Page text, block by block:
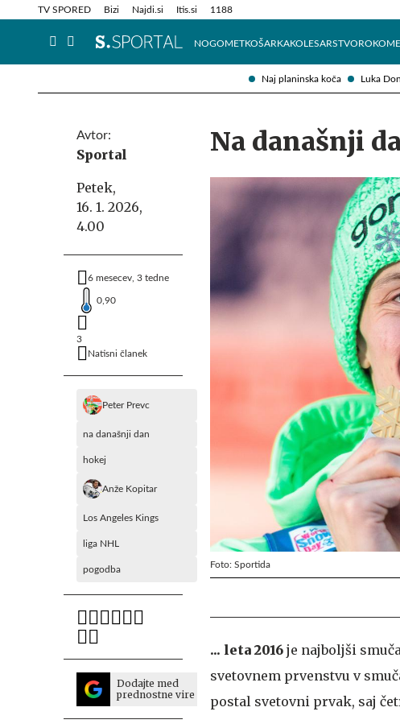
Naj planinska koča Luka
TV SPORED Bizi Najdi.si Itis.si 1188
NOGOMETKOŠARKAKOLESARSTVO
Info in obvestila Tehnik
Avtor:
Sportal
Petek,
16. 1. 2026,
4.00
6 mesecev, 3 tedne
0,90
3
Natisni članek
Peter Prevc
na današnji dan
hokej
Anže Kopitar
Los Angeles Kings
liga NHL
pogodba
Dodajte med
prednostne vire
Na današnji
Foto: Sportida
... leta 2016 je najboljši
svetovnem prvenstvu v
postal svetovni prvak, saj